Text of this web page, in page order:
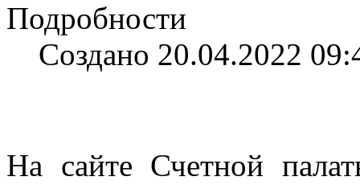
Подробности
Создано 20.04.2022
На сайте Счетной